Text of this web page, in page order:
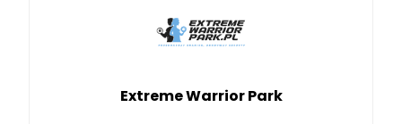
Extreme Warrior Park